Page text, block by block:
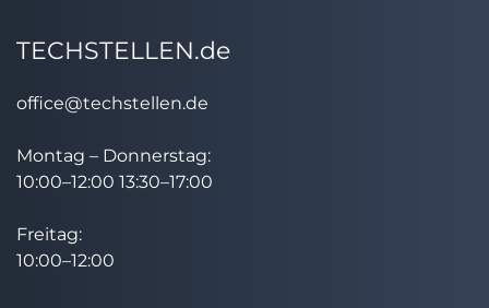
TECHSTELLEN.de
office@techstellen.de
Montag – Donnerstag:
10:00–12:00 13:30–17:00
Freitag:
10:00–12:00